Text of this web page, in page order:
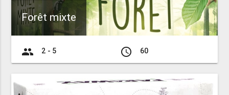
Forêt mixte
group 2 - 5 access_time 60